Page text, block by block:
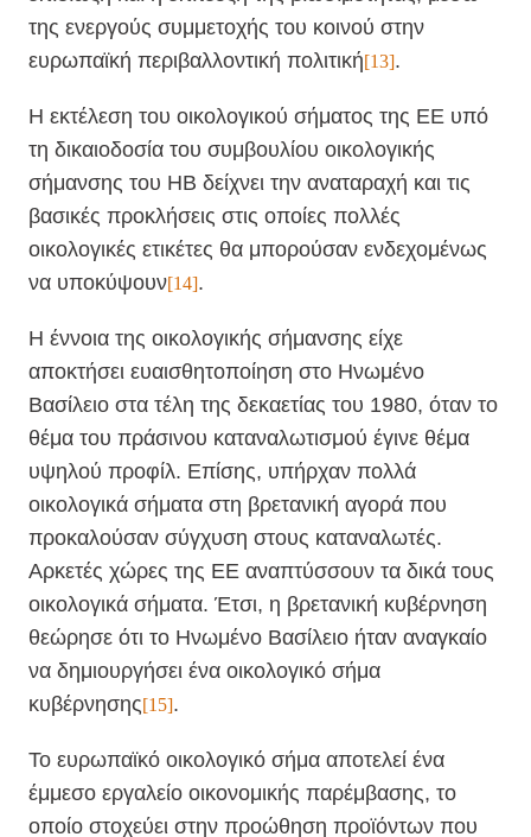
της ενεργούς συμμετοχής του κοινού στην
ευρωπαϊκή περιβαλλοντική πολιτική[13].
Η εκτέλεση του οικολογικού σήματος της ΕΕ υπό
τη δικαιοδοσία του συμβουλίου οικολογικής
σήμανσης του ΗΒ δείχνει την αναταραχή και τις
βασικές προκλήσεις στις οποίες πολλές
οικολογικές ετικέτες θα μπορούσαν ενδεχομένως
να υποκύψουν[14].
Η έννοια της οικολογικής σήμανσης είχε
αποκτήσει ευαισθητοποίηση στο Ηνωμένο
Βασίλειο στα τέλη της δεκαετίας του 1980, όταν το
θέμα του πράσινου καταναλωτισμού έγινε θέμα
υψηλού προφίλ. Επίσης, υπήρχαν πολλά
οικολογικά σήματα στη βρετανική αγορά που
προκαλούσαν σύγχυση στους καταναλωτές.
Αρκετές χώρες της ΕΕ αναπτύσσουν τα δικά τους
οικολογικά σήματα. Έτσι, η βρετανική κυβέρνηση
θεώρησε ότι το Ηνωμένο Βασίλειο ήταν αναγκαίο
να δημιουργήσει ένα οικολογικό σήμα
κυβέρνησης[15].
Το ευρωπαϊκό οικολογικό σήμα αποτελεί ένα
έμμεσο εργαλείο οικονομικής παρέμβασης, το
οποίο στοχεύει στην προώθηση προϊόντων που